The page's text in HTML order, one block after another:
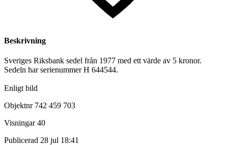
Beskrivning
Sveriges Riksbank sedel från 1977 med ett värde av 5 kronor.
Sedeln har serienummer H 644544.
Enligt bild
Objektnr 742 459 703
Visningar 40
Publicerad 28 jul 18:41